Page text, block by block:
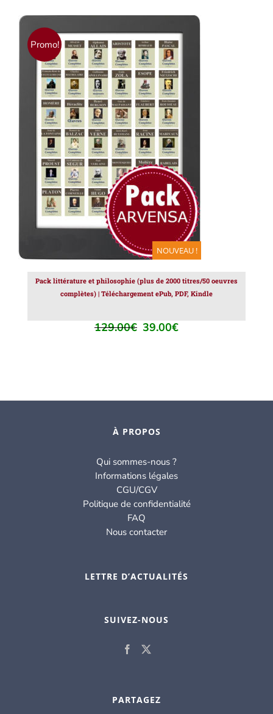
Promo!
NOUVEAU !
AJOUTER AU PANIER / DÉTAILS
Pack littérature et philosophie (plus de 2000 titres/50 oeuvres
complètes) | Téléchargement ePub, PDF, Kindle
129.00€ Le
39.00€Le
À PROPOS
Qui sommes-nous ?
Informations légales
CGU/CGV
Politique de confidentialité
FAQ
Nous contacter
LETTRE D’ACTUALITÉS
SUIVEZ-NOUS
PARTAGEZ